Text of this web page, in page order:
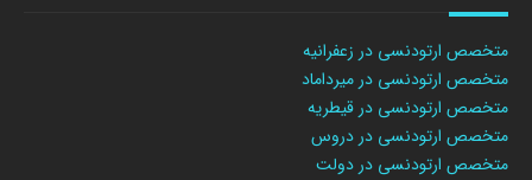
متخصص ارتودنسی در زعفرانیه
متخصص ارتودنسی در میرداماد
متخصص ارتودنسی در قیطریه
متخصص ارتودنسی در دروس
متخصص ارتودنسی در دولت